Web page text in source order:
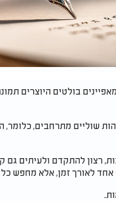
בולטים היוצרים
שוליים מתרחבים,
רצון להתקדם ולעיתים גם
לאורך זמן, אלא מחפש כל